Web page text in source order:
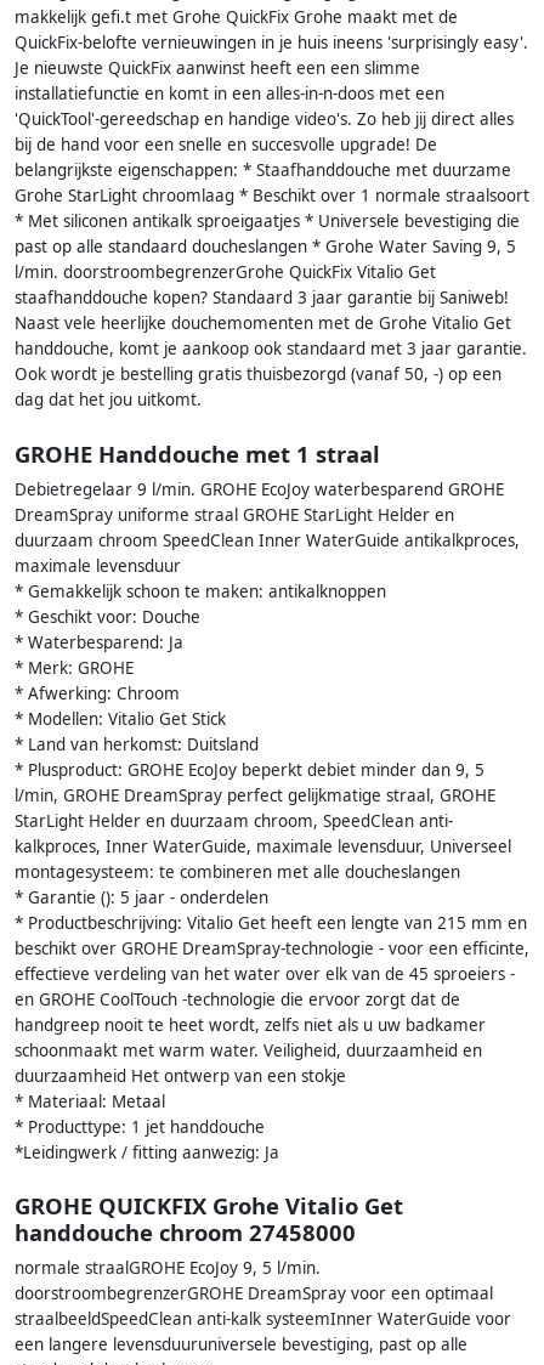
makkelijk gefi.t met Grohe QuickFix Grohe maakt met de
QuickFix-belofte vernieuwingen in je huis ineens 'surprisingly easy'.
Je nieuwste QuickFix aanwinst heeft een een slimme
installatiefunctie en komt in een alles-in-n-doos met een
'QuickTool'-gereedschap en handige video's. Zo heb jij direct alles
bij de hand voor een snelle en succesvolle upgrade! De
belangrijkste eigenschappen: * Staafhanddouche met duurzame
Grohe StarLight chroomlaag * Beschikt over 1 normale straalsoort
* Met siliconen antikalk sproeigaatjes * Universele bevestiging die
past op alle standaard doucheslangen * Grohe Water Saving 9, 5
l/min. doorstroombegrenzerGrohe QuickFix Vitalio Get
staafhanddouche kopen? Standaard 3 jaar garantie bij Saniweb!
Naast vele heerlijke douchemomenten met de Grohe Vitalio Get
handdouche, komt je aankoop ook standaard met 3 jaar garantie.
Ook wordt je bestelling gratis thuisbezorgd (vanaf 50, -) op een
dag dat het jou uitkomt.
GROHE Handdouche met 1 straal
Debietregelaar 9 l/min. GROHE EcoJoy waterbesparend GROHE
DreamSpray uniforme straal GROHE StarLight Helder en
duurzaam chroom SpeedClean Inner WaterGuide antikalkproces,
maximale levensduur
* Gemakkelijk schoon te maken: antikalknoppen
* Geschikt voor: Douche
* Waterbesparend: Ja
* Merk: GROHE
* Afwerking: Chroom
* Modellen: Vitalio Get Stick
* Land van herkomst: Duitsland
* Plusproduct: GROHE EcoJoy beperkt debiet minder dan 9, 5
l/min, GROHE DreamSpray perfect gelijkmatige straal, GROHE
StarLight Helder en duurzaam chroom, SpeedClean anti-
kalkproces, Inner WaterGuide, maximale levensduur, Universeel
montagesysteem: te combineren met alle doucheslangen
* Garantie (): 5 jaar - onderdelen
* Productbeschrijving: Vitalio Get heeft een lengte van 215 mm en
beschikt over GROHE DreamSpray-technologie - voor een efficinte,
effectieve verdeling van het water over elk van de 45 sproeiers -
en GROHE CoolTouch -technologie die ervoor zorgt dat de
handgreep nooit te heet wordt, zelfs niet als u uw badkamer
schoonmaakt met warm water. Veiligheid, duurzaamheid en
duurzaamheid Het ontwerp van een stokje
* Materiaal: Metaal
* Producttype: 1 jet handdouche
*Leidingwerk / fitting aanwezig: Ja
GROHE QUICKFIX Grohe Vitalio Get
handdouche chroom 27458000
normale straalGROHE EcoJoy 9, 5 l/min.
doorstroombegrenzerGROHE DreamSpray voor een optimaal
straalbeeldSpeedClean anti-kalk systeemInner WaterGuide voor
een langere levensduuruniversele bevestiging, past op alle